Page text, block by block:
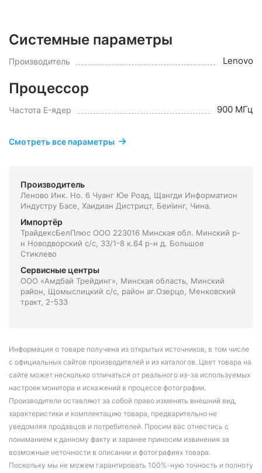
Системные параметры
Производитель Lenovo
Процессор
Частота E-ядер 900 МГц
Смотреть все параметры
Производитель
Леново Инк. Но. 6 Чуанг Юе Роад, Щангди Информатион
Индустру Басе, Хаидиан Дистрицт, Беиїинг, Чина.
Импортёр
ТрайдексБелПлюс ООО 223016 Минская обл. Минский р-
н Новодворский с/с, 33/1-8 к.64 р-н д. Большое
Стиклево
Сервисные центры
ООО «Амдбай Трейдинг», Минская область, Минский
район, Щомыслицкий с/с, район аг.Озерцо, Менковский
тракт, 2-533
Информация о товаре получена из открытых источников, в том числе
с официальных сайтов производителей и из каталогов. Цвет товара на
сайте может несколько отличаться от реального из-за используемых
настроек монитора и искажений в процессе фотографии.
Производители оставляют за собой право изменять внешний вид,
характеристики и комплектацию товара, предварительно не
уведомляя продавцов и потребителей. Просим вас отнестись с
пониманием к данному факту и заранее приносим извинения за
возможные неточности в описании и фотографиях товара.
Поскольку мы не можем гарантировать 100%-ную точность и полноту